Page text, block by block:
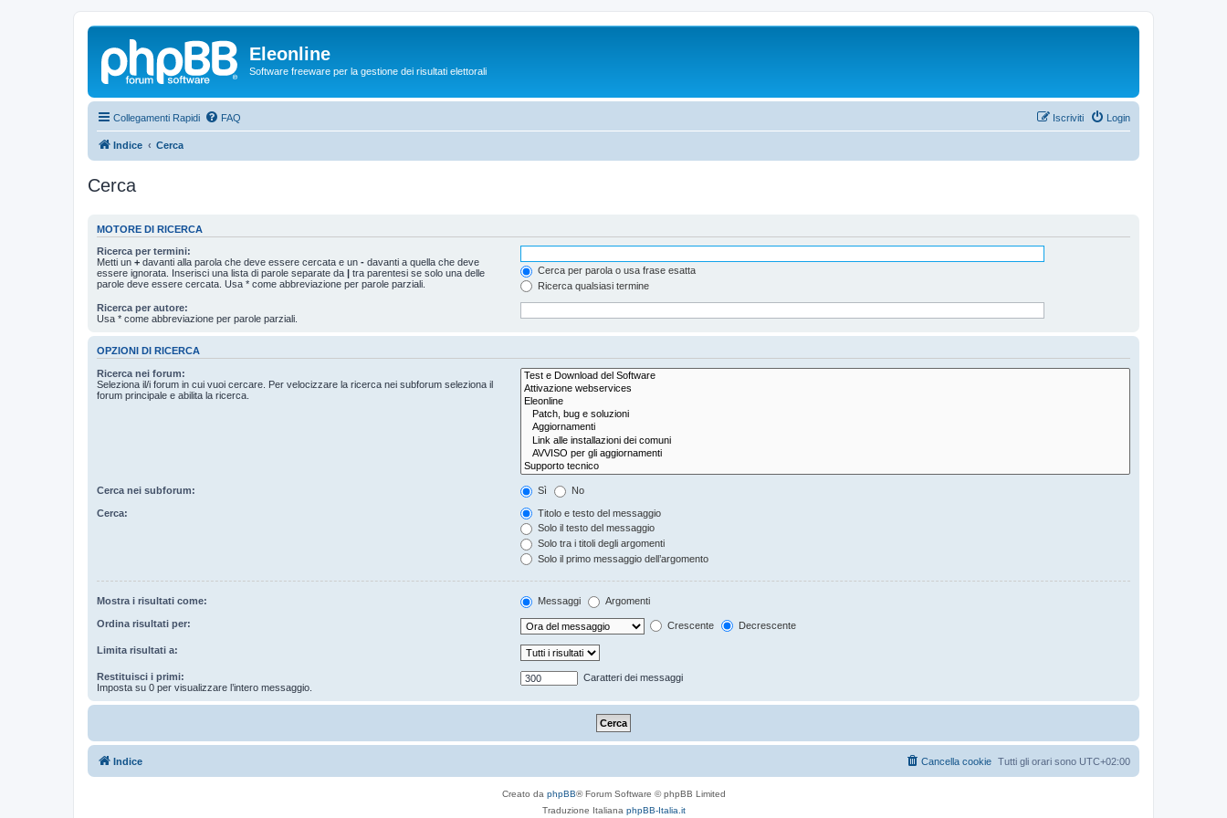
Eleonline
Software freeware per la gestione dei risultati elettorali
Collegamenti Rapidi FAQ Login
Iscriviti
Indice Cerca
Cerca
MOTORE DI RICERCA
Ricerca per termini:
Metti un + davanti alla parola che deve essere cercata e un - davanti a quella che deve
essere ignorata. Inserisci una lista di parole separate da | tra parentesi se solo una delle
parole deve essere cercata. Usa * come abbreviazione per parole parziali.
Cerca per parola o usa frase esatta
Ricerca qualsiasi termine
Ricerca per autore:
Usa * come abbreviazione per parole parziali.
OPZIONI DI RICERCA
Ricerca nei forum:
Seleziona il/i forum in cui vuoi cercare. Per velocizzare la ricerca nei subforum seleziona il
forum principale e abilita la ricerca.
Cerca nei subforum: Sì No
Cerca:
Titolo e testo del messaggio
Solo il testo del messaggio
Solo tra i titoli degli argomenti
Solo il primo messaggio dell’argomento
Mostra i risultati come: Messaggi Argomenti
Ordina risultati per: Crescente Decrescente
Limita risultati a:
Restituisci i primi:
Imposta su 0 per visualizzare l’intero messaggio.
Caratteri dei messaggi
Indice Tutti gli orari sono UTC+02:00
Cancella cookie
Creato da phpBB® Forum Software © phpBB Limited
Traduzione Italiana phpBB-Italia.it